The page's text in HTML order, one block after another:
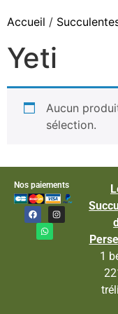
Accueil /
Yeti
Aucun
sélection.
Nos paiements
1